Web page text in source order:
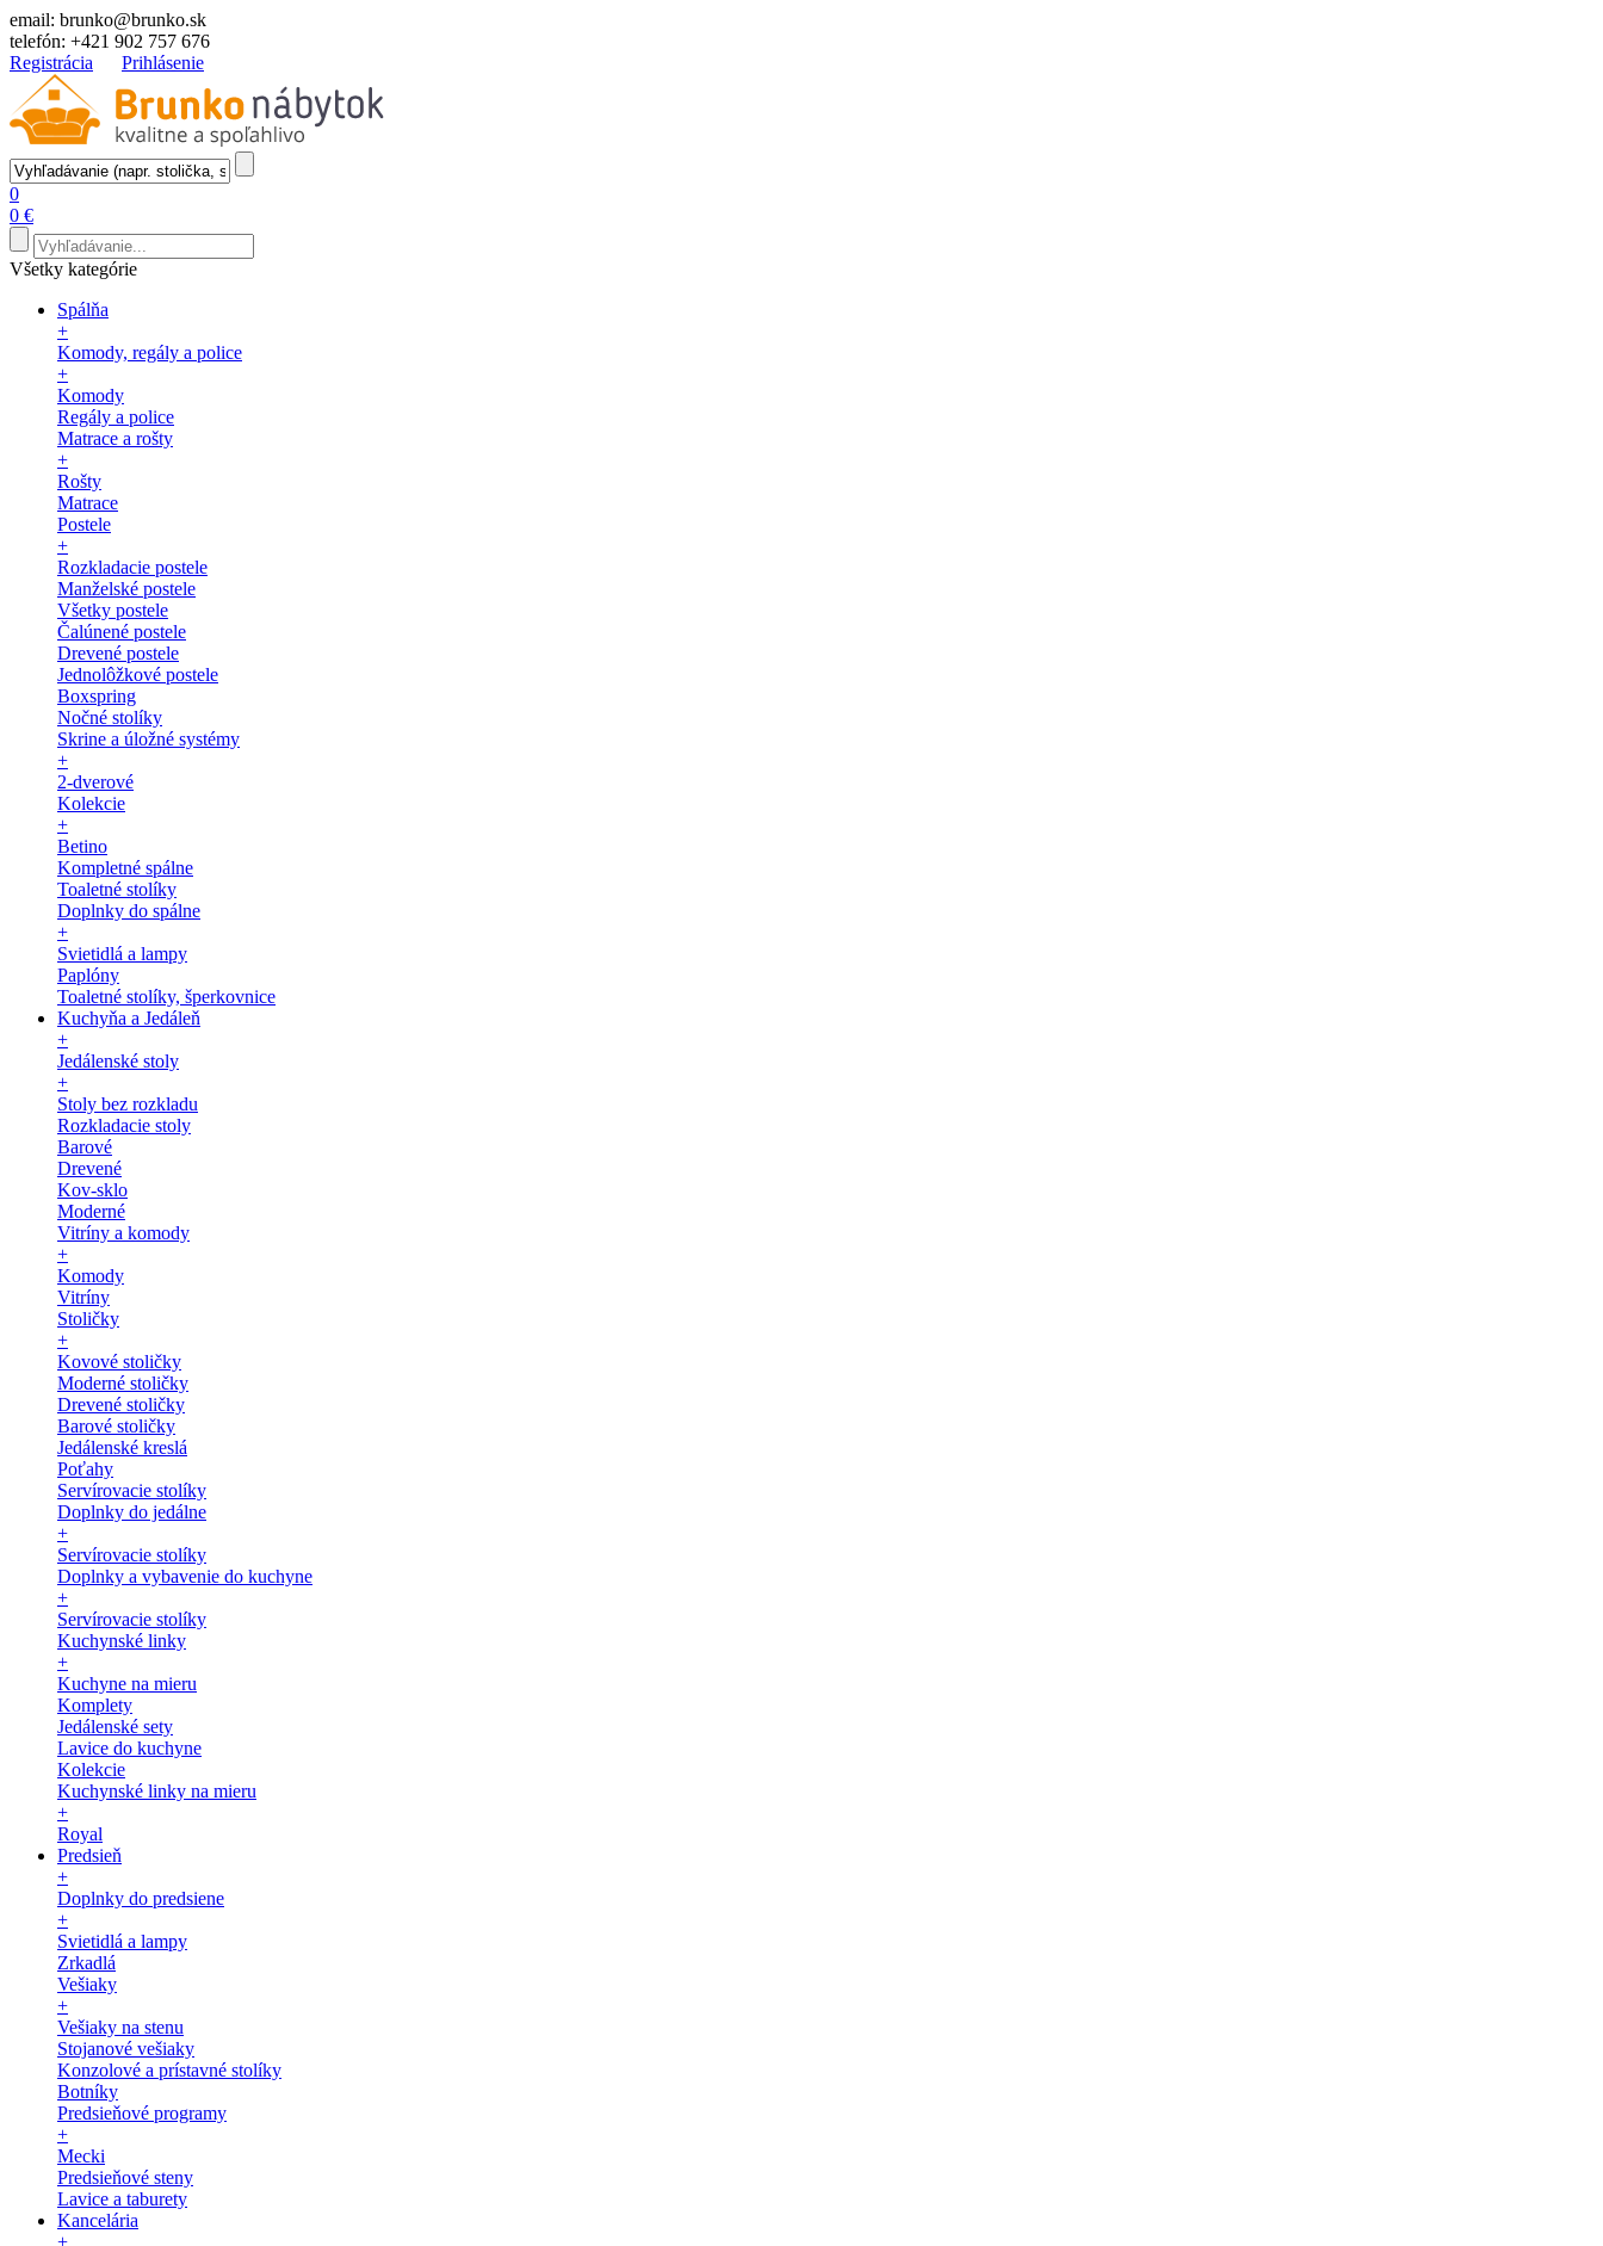
email: brunko@brunko.sk
telefón: +421 902 757 676
Registrácia
Prihlásenie
0
0 €
Všetky kategórie
Spálňa
+
Komody, regály a police
+
Komody
Regály a police
Matrace a rošty
+
Rošty
Matrace
Postele
+
Rozkladacie postele
Manželské postele
Všetky postele
Čalúnené postele
Drevené postele
Jednolôžkové postele
Boxspring
Nočné stolíky
Skrine a úložné systémy
+
2-dverové
Kolekcie
+
Betino
Kompletné spálne
Toaletné stolíky
Doplnky do spálne
+
Svietidlá a lampy
Paplóny
Toaletné stolíky, šperkovnice
Kuchyňa a Jedáleň
+
Jedálenské stoly
+
Stoly bez rozkladu
Rozkladacie stoly
Barové
Drevené
Kov-sklo
Moderné
Vitríny a komody
+
Komody
Vitríny
Stoličky
+
Kovové stoličky
Moderné stoličky
Drevené stoličky
Barové stoličky
Jedálenské kreslá
Poťahy
Servírovacie stolíky
Doplnky do jedálne
+
Servírovacie stolíky
Doplnky a vybavenie do kuchyne
+
Servírovacie stolíky
Kuchynské linky
+
Kuchyne na mieru
Komplety
Jedálenské sety
Lavice do kuchyne
Kolekcie
Kuchynské linky na mieru
+
Royal
Predsieň
+
Doplnky do predsiene
+
Svietidlá a lampy
Zrkadlá
Vešiaky
+
Vešiaky na stenu
Stojanové vešiaky
Konzolové a prístavné stolíky
Botníky
Predsieňové programy
+
Mecki
Predsieňové steny
Lavice a taburety
Kancelária
+